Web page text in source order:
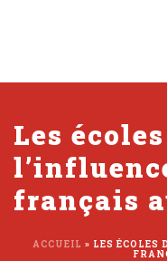
Les
français
ACCUEIL » LES ÉCOLES